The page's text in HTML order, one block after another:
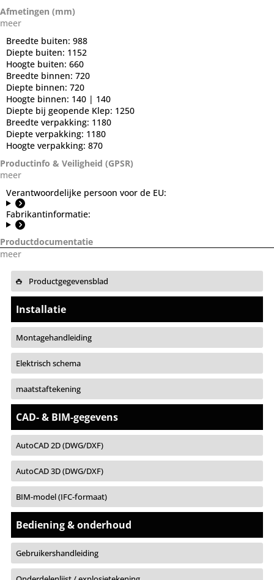
Afmetingen (mm)
meer
Breedte buiten: 988
Diepte buiten: 1152
Hoogte buiten: 660
Breedte binnen: 720
Diepte binnen: 720
Hoogte binnen: 140 | 140
Diepte bij geopende Klep: 1250
Breedte verpakking: 1180
Diepte verpakking: 1180
Hoogte verpakking: 870
Productinfo & Veiligheid (GPSR)
meer
Verantwoordelijke persoon voor de EU:
Fabrikantinformatie:
Productdocumentatie
meer
Productgegevensblad
Installatie
Montagehandleiding
Elektrisch schema
maatstaftekening
CAD- & BIM-gegevens
AutoCAD 2D (DWG/DXF)
AutoCAD 3D (DWG/DXF)
BIM-model (IFC-formaat)
Bediening & onderhoud
Gebruikershandleiding